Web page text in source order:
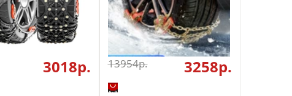
3018p. 13954p. 3258p.